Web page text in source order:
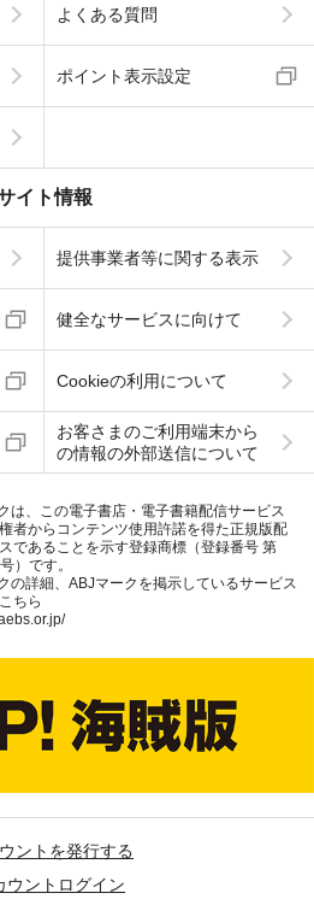
よくある質問
ポイント表示設定
イト情報
提供事業者等に関する表示
健全なサービスに向けて
Cookieの利用について
お客さまのご利用端末から
の情報の外部送信について
は、この電子書店・電子書籍配信サービス
者からコンテンツ使用許諾を得た正規版配
であることを示す登録商標（登録番号 第
）です。
の詳細、ABJマークを掲示しているサービス
ちら
ントを発行する
ウントログイン